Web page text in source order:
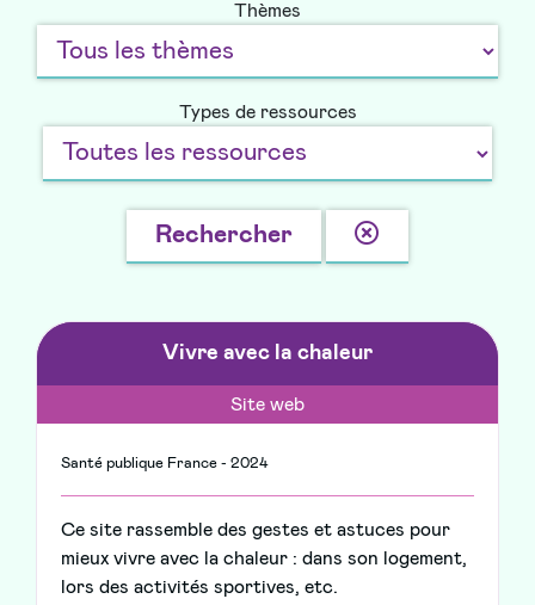
Thèmes
Types de ressources
Rechercher
la
Vivre avec la chaleur
Site web
Santé publique France - 2024
Ce site rassemble des gestes et astuces pour
mieux vivre avec la chaleur : dans son logement,
lors des activités sportives, etc.